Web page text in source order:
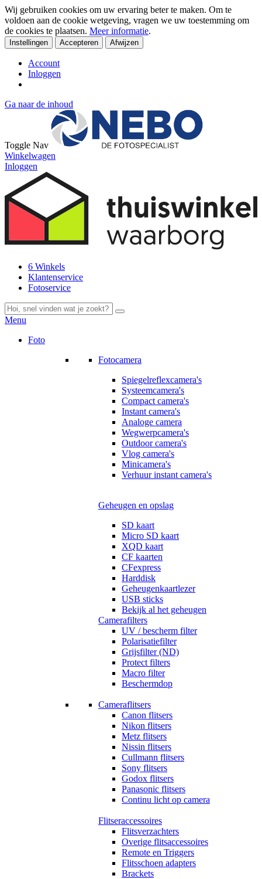
Wij gebruiken cookies om uw ervaring beter te maken. Om te
voldoen aan de cookie wetgeving, vragen we uw toestemming om
de cookies te plaatsen. Meer informatie.
Instellingen Accepteren Afwijzen
Account
Inloggen
Ga naar de inhoud
Toggle Nav
Winkelwagen
Inloggen
6 Winkels
Klantenservice
Fotoservice
Menu
Foto
Fotocamera
Spiegelreflexcamera's
Systeemcamera's
Compact camera's
Instant camera's
Analoge camera
Wegwerpcamera's
Outdoor camera's
Vlog camera's
Minicamera's
Verhuur instant camera's
Geheugen en opslag
SD kaart
Micro SD kaart
XQD kaart
CF kaarten
CFexpress
Harddisk
Geheugenkaartlezer
USB sticks
Bekijk al het geheugen
Camerafilters
UV / bescherm filter
Polarisatiefilter
Grijsfilter (ND)
Protect filters
Macro filter
Beschermdop
Cameraflitsers
Canon flitsers
Nikon flitsers
Metz flitsers
Nissin flitsers
Cullmann flitsers
Sony flitsers
Godox flitsers
Panasonic flitsers
Continu licht op camera
Flitseraccessoires
Flitsverzachters
Overige flitsaccessoires
Remote en Triggers
Flitsschoen adapters
Brackets